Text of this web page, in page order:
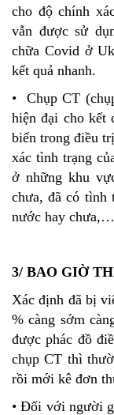
cho độ chính
vẫn được sử
chữa Covid ở
kết quả nhanh.
• Chụp CT
hiện đại cho kết
biến trong điều
xác tình trạng
ở những khu
chưa, đã có tình
nước hay chưa,…
3/ BAO GIỜ
Xác định đã bị
% càng sớm
được phác đồ
chụp CT thì
rồi mới kê đơn
• Đối với người